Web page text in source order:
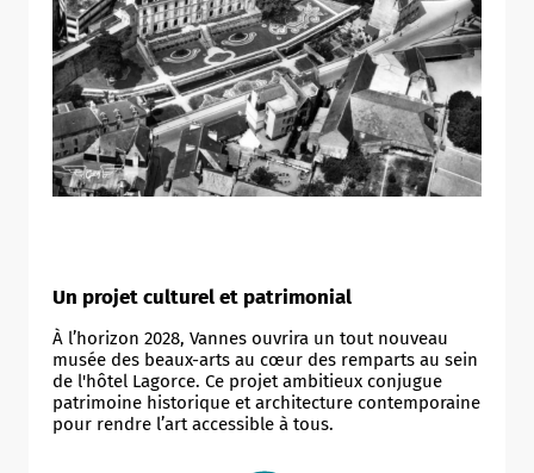
Un projet culturel et patrimonial
À l’horizon 2028, Vannes ouvrira un tout nouveau
musée des beaux-arts au cœur des remparts au sein
de l'hôtel Lagorce. Ce projet ambitieux conjugue
patrimoine historique et architecture contemporaine
pour rendre l’art accessible à tous.